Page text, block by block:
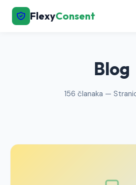
FlexyConsent
← Natrag na početnu
Blog
156 članaka —